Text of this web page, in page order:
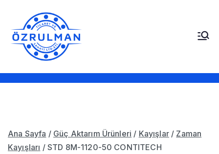
Ana Sayfa / Güç Aktarım Ürünleri / Kayışlar/ Zaman
Kayışları / STD 8M-1120-50 CONTITECH